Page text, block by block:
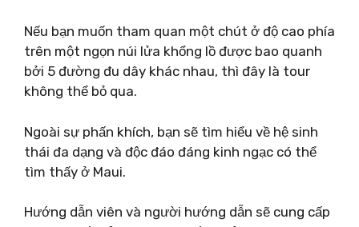
Nếu bạn muốn tham quan một chút ở độ cao phía
trên một ngọn núi lửa khổng lồ được bao quanh
bởi 5 đường đu dây khác nhau, thì đây là tour
không thể bỏ qua.
Ngoài sự phấn khích, bạn sẽ tìm hiểu về hệ sinh
thái đa dạng và độc đáo đáng kinh ngạc có thể
tìm thấy ở Maui.
Hướng dẫn viên và người hướng dẫn sẽ cung cấp